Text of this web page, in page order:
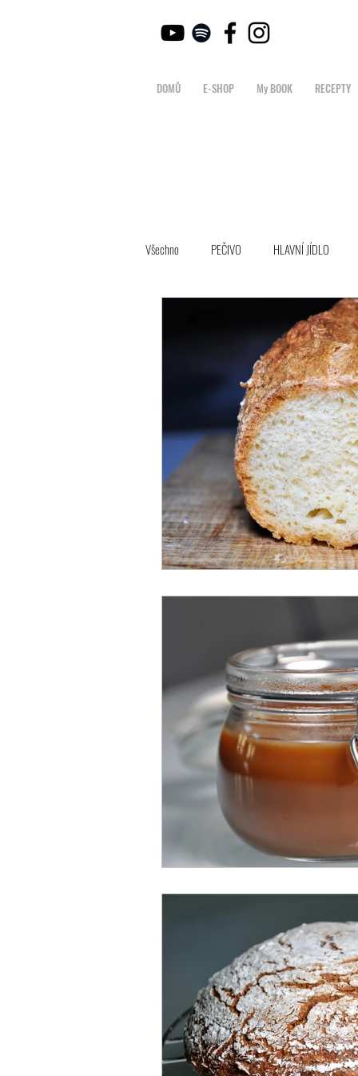
DOMŮ E-SHOP My BOOK RECEPTY
Všechno PEČIVO HLAVNÍ JÍDLO